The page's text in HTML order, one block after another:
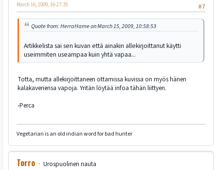
#7
March 16, 2009, 16:27:35
Quote from: HerraHame on March 15, 2009, 10:58:53
Artikkelista sai sen kuvan että ainakin allekirjoittanut käytti
useimmiten useampaa kuin yhtä vapaa...
Totta, mutta allekirjoittaneen ottamissa kuvissa on myös hänen
kalakaveriensa vapoja. Yritän löytää infoa tähän liittyen.
-Perca
Vegetarian is an old indian word for bad hunter
Torro
Urospuolinen nauta